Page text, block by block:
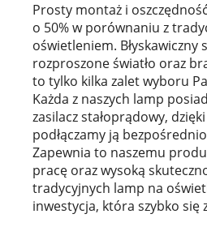
Prosty montaż i
o 50% w porównaniu z
oświetleniem. Błyskawiczny
rozproszone światło oraz
to tylko kilka zalet wyboru
Każda z naszych lamp
zasilacz stałoprądowy,
podłączamy ją
Zapewnia to naszemu
pracę oraz wysoką
tradycyjnych lamp na
inwestycja, która szybko się